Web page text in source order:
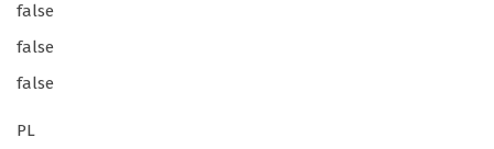
false
false
false
PL